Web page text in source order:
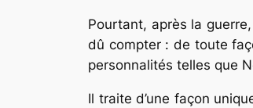
Pourtant, après la
dû compter : de toute
personnalités telles que
Il traite d’une façon